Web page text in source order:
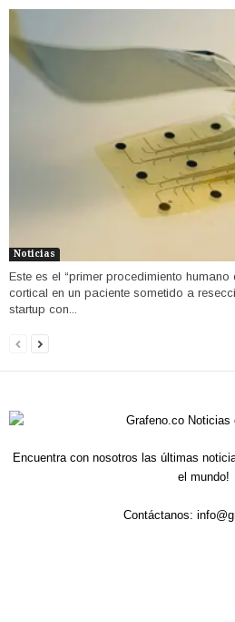
Noticias
Este es el “primer procedimiento
cortical en un paciente sometido a
startup con...
Encuentra con nosotros las últimas
el mundo!
Contáctanos: